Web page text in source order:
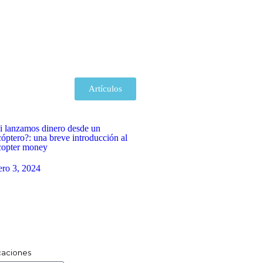
Artículos
lanzamos dinero desde un
una breve introducción al
money
3, 2024